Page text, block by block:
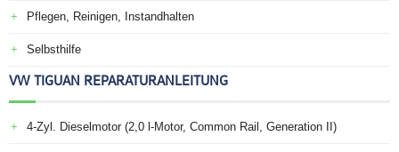
Pflegen, Reinigen, Instandhalten
Selbsthilfe
VW TIGUAN REPARATURANLEITUNG
4-Zyl. Dieselmotor (2,0 l-Motor, Common Rail, Generation II)